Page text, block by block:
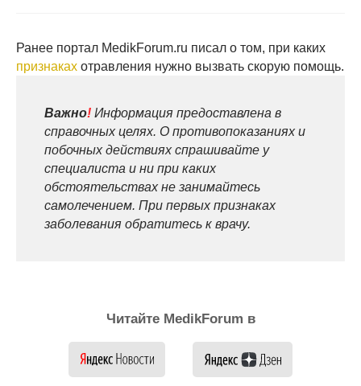
Ранее портал MedikForum.ru писал о том, при каких
признаках отравления нужно вызвать скорую помощь.
Важно! Информация предоставлена в
справочных целях. О противопоказаниях и
побочных действиях спрашивайте у
специалиста и ни при каких
обстоятельствах не занимайтесь
самолечением. При первых признаках
заболевания обратитесь к врачу.
Читайте MedikForum в